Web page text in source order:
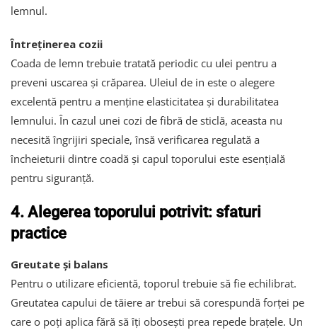
lemnul.
Întreținerea cozii
Coada de lemn trebuie tratată periodic cu ulei pentru a
preveni uscarea și crăparea. Uleiul de in este o alegere
excelentă pentru a menține elasticitatea și durabilitatea
lemnului. În cazul unei cozi de fibră de sticlă, aceasta nu
necesită îngrijiri speciale, însă verificarea regulată a
încheieturii dintre coadă și capul toporului este esențială
pentru siguranță.
4. Alegerea toporului potrivit: sfaturi
practice
Greutate și balans
Pentru o utilizare eficientă, toporul trebuie să fie echilibrat.
Greutatea capului de tăiere ar trebui să corespundă forței pe
care o poți aplica fără să îți obosești prea repede brațele. Un